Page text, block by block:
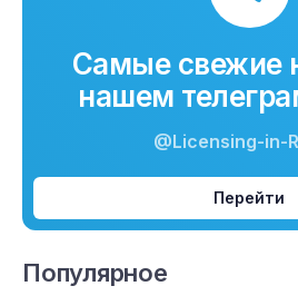
Самые свежие
нашем
@Licensing-in-
Перейти
Популярное